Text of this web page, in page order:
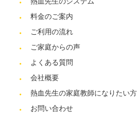
料金のご案内
ご利用の流れ
ご家庭からの声
よくある質問
会社概要
熱血先生の家庭教師になりたい方
お問い合わせ